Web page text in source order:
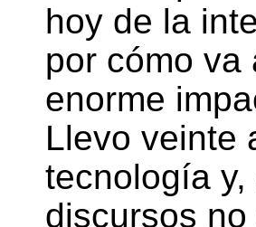
hoy de la
por cómo va
enorme
Llevo veinte
tecnología
discursos